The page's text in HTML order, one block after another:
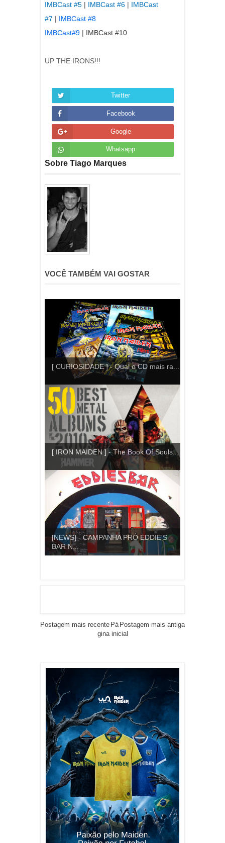
IMBCast #5 | IMBCast #6 | IMBCast
#7 | IMBCast #8
IMBCast#9 | IMBCast #10
UP THE IRONS!!!
Twitter
Facebook
Google
Whatsapp
Sobre Tiago Marques
VOCÊ TAMBÉM VAI GOSTAR
[ CURIOSIDADE ] - Qual o CD mais ra...
[ IRON MAIDEN ] - The Book Of Souls...
[NEWS] - CAMPANHA PRÓ EDDIE'S
BAR N...
Postagem mais recente Postagem mais antiga
Pá
gina inicial